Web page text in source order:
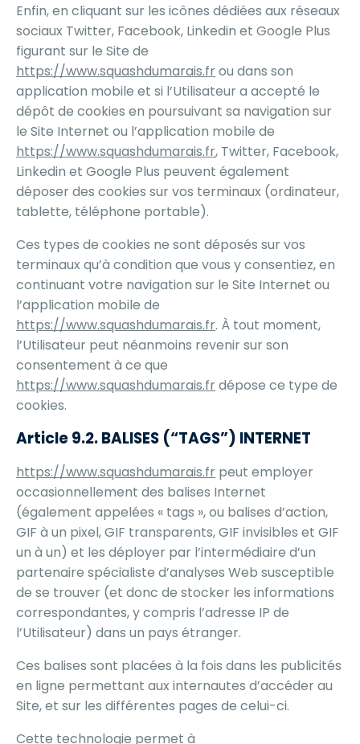
Enfin, en cliquant sur les icônes dédiées aux réseaux
sociaux Twitter, Facebook, Linkedin et Google Plus
figurant sur le Site de
https://www.squashdumarais.frou dans son
application mobile et si l’Utilisateur a accepté le
dépôt de cookies en poursuivant sa navigation sur
le Site Internet ou l’application mobile de
https://www.squashdumarais.fr, Twitter, Facebook,
Linkedin et Google Plus peuvent également
déposer des cookies sur vos terminaux (ordinateur,
tablette, téléphone portable).
Ces types de cookies ne sont déposés sur vos
terminaux qu’à condition que vous y consentiez, en
continuant votre navigation sur le Site Internet ou
l’application mobile de
https://www.squashdumarais.fr. À tout moment,
l’Utilisateur peut néanmoins revenir sur son
consentement à ce que
https://www.squashdumarais.frdépose ce type de
cookies.
Article 9.2. BALISES (“TAGS”) INTERNET
https://www.squashdumarais.fr peut employer
occasionnellement des balises Internet
(également appelées « tags », ou balises d’action,
GIF à un pixel, GIF transparents, GIF invisibles et GIF
un à un) et les déployer par l’intermédiaire d’un
partenaire spécialiste d’analyses Web susceptible
de se trouver (et donc de stocker les informations
correspondantes, y compris l’adresse IP de
l’Utilisateur) dans un pays étranger.
Ces balises sont placées à la fois dans les publicités
en ligne permettant aux internautes d’accéder au
Site, et sur les différentes pages de celui-ci.
Cette technologie permet à